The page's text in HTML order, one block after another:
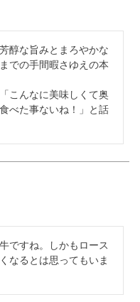
醇な旨みとまろやかな
での手間暇さゆえの本
こんなに美味しくて奥
べた事ないね！」と話
ですね。しかもロース
なるとは思ってもいま